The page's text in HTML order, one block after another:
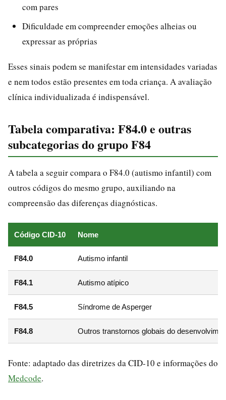
com pares
Dificuldade em compreender emoções alheias ou
expressar as próprias
Esses sinais podem se manifestar em intensidades variadas
e nem todos estão presentes em toda criança. A avaliação
clínica individualizada é indispensável.
Tabela comparativa: F84.0 e outras
subcategorias do grupo F84
A tabela a seguir compara o F84.0 (autismo infantil) com
outros códigos do mesmo grupo, auxiliando na
compreensão das diferenças diagnósticas.
Código CID-10 Nome
F84.0 Autismo infantil
F84.1 Autismo atípico
F84.5 Síndrome de Asperger
F84.8 Outros transtornos globais do
Fonte: adaptado das diretrizes da CID-10 e informações do
Medcode.